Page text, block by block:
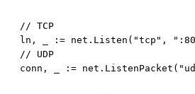
// TCP
ln, _ := net.Listen("tcp",
// UDP
conn, _ :=